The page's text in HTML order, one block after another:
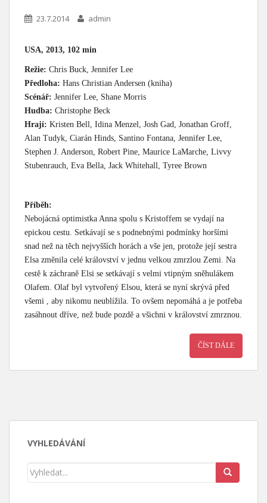
23.7.2014 admin
USA, 2013, 102 min
Režie: Chris Buck, Jennifer Lee
Předloha: Hans Christian Andersen (kniha)
Scénář: Jennifer Lee, Shane Morris
Hudba: Christophe Beck
Hrají: Kristen Bell, Idina Menzel, Josh Gad, Jonathan Groff,
Alan Tudyk, Ciarán Hinds, Santino Fontana, Jennifer Lee,
Stephen J. Anderson, Robert Pine, Maurice LaMarche, Livvy
Stubenrauch, Eva Bella, Jack Whitehall, Tyree Brown
Příběh:
Nebojácná optimistka Anna spolu s Kristoffem se vydají na
epickou cestu. Setkávají se s podnebnými podmínky horšími
snad než na těch nejvyšších horách a vše jen, protože její sestra
Elsa změnila celé království v jednu velkou zmrzlou Zemi. Na
cestě k záchraně Elsi se setkávají s velmi vtipným sněhulákem
Olafem. Olaf byl vytvořený Elsou, která se nyní skrývá před
všemi , aby nikomu neublížila. To ovšem nepomáhá a je potřeba
zasáhnout dříve, než bude pozdě a všichni v království zmrznou.
ČÍST DÁLE
VYHLEDÁVÁNÍ